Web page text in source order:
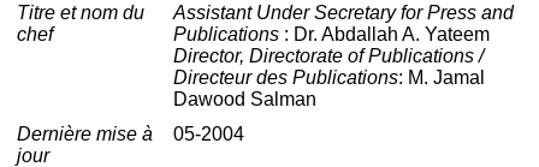
Titre et nom du
chef
Assistant Under Secretary for Press and
Publications : Dr. Abdallah A. Yateem
Director, Directorate of Publications /
Directeur des Publications: M. Jamal
Dawood Salman
Dernière mise à
jour
05-2004